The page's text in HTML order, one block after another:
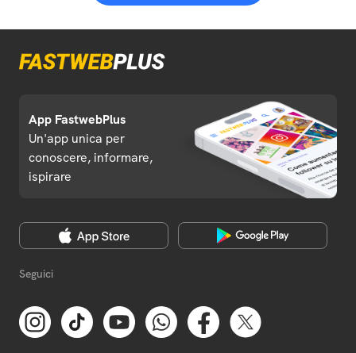
App FastwebPlus
Un'app unica per
conoscere, informare,
ispirare
Seguici